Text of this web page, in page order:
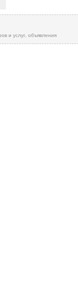
и услуг, объявления